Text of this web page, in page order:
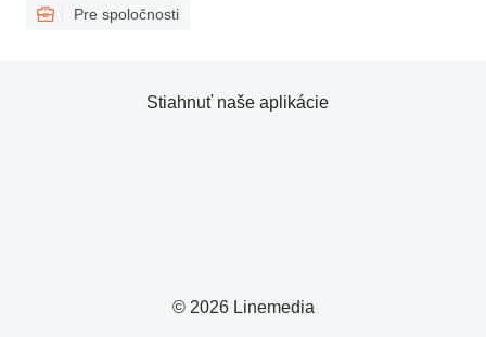
Pre spoločnosti
© 2026 Linemedia
Stiahnuť naše aplikácie